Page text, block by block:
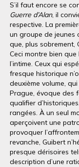
S’il faut encore se
Guerre d’Alan, il
respective. La
un groupe de jeunes
que, plus sobrement,
Ceci montre bien que
l’intime. Ceux qui
fresque historique
deuxième volume,
Prague, évoque des
qualifier
rangées. À un seul
aperçoivent une
provoquer
revanche, Guibert
presque dérisoires
description d’une